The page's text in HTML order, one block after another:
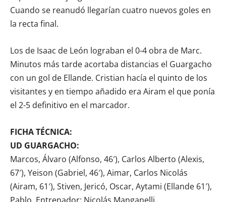
Cuando se reanudó llegarían cuatro nuevos goles en
la recta final.
Los de Isaac de León lograban el 0-4 obra de Marc.
Minutos más tarde acortaba distancias el Guargacho
con un gol de Ellande. Cristian hacía el quinto de los
visitantes y en tiempo añadido era Airam el que ponía
el 2-5 definitivo en el marcador.
FICHA TÉCNICA:
UD GUARGACHO:
Marcos, Álvaro (Alfonso, 46′), Carlos Alberto (Alexis,
67′), Yeison (Gabriel, 46′), Aimar, Carlos Nicolás
(Airam, 61′), Stiven, Jericó, Oscar, Aytami (Ellande 61′),